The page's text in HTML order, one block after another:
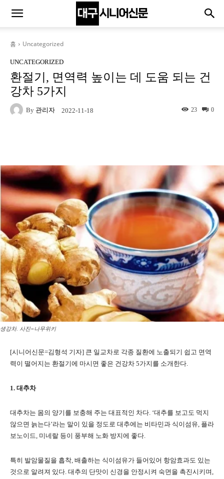
홈 Uncategorized
UNCATEGORIZED
환절기, 면역력 높이는 데 도움 되는 건
강차 5가지
By 관리자 2022-11-18 0
23
생강차. 사진=나무위키
[시니어신문=김형석 기자] 큰 일교차로 각종 질환에 노출되기 쉽고 면역
력이 떨어지는 환절기에 마시면 좋은 건강차 5가지를 소개한다.
1. 대추차
대추차는 몸의 양기를 보충해 주는 대표적인 차다. ‘대추를 보고도 먹지
않으면 늙는다’라는 말이 있을 정도로 대추에는 비타민과 식이섬유, 플라
보노이드, 미네랄 등이 풍부해 노화 방지에 좋다.
특히 발암물질을 흡착, 배출하는 식이섬유가 들어있어 항암효과도 있는
것으로 알려져 있다. 대추의 단맛이 신경을 안정시켜 숙면을 촉진시키며,